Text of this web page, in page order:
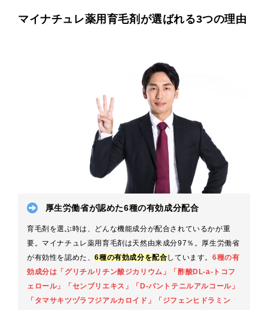
マイナチュレ薬用育毛剤が選ばれる3つの理由
厚生労働省が認めた6種の有効成分配合
育毛剤を選ぶ時は、どんな機能成分が配合されているかが重
要。マイナチュレ薬用育毛剤は天然由来成分97％。厚生労働省
が有効性を認めた、6種の有効成分を配合しています。6種の有
効成分は「グリチルリチン酸ジカリウム」「酢酸DL-a-トコフ
ェロール」「センブリエキス」「D-パントテニルアルコール」
「タマサキツヅラフジアルカロイド」「ジフェンヒドラミン